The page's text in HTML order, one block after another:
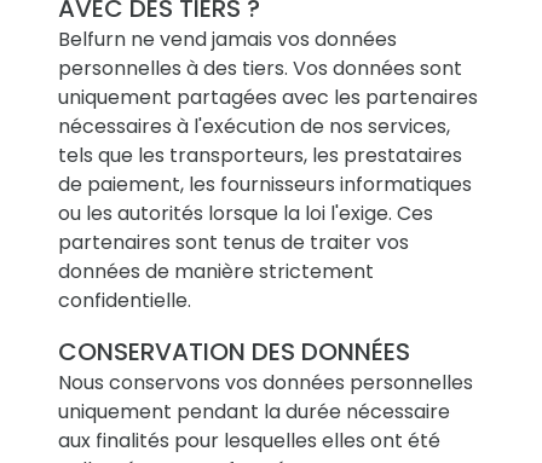
AVEC DES TIERS ?
Belfurn ne vend jamais vos données
personnelles à des tiers. Vos données sont
uniquement partagées avec les partenaires
nécessaires à l'exécution de nos services,
tels que les transporteurs, les prestataires
de paiement, les fournisseurs informatiques
ou les autorités lorsque la loi l'exige. Ces
partenaires sont tenus de traiter vos
données de manière strictement
confidentielle.
CONSERVATION DES DONNÉES
Nous conservons vos données personnelles
uniquement pendant la durée nécessaire
aux finalités pour lesquelles elles ont été